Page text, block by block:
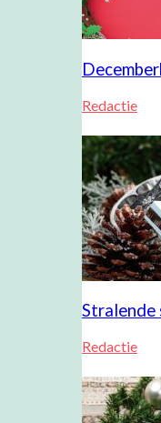
Redactie
Stralende
Redactie